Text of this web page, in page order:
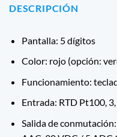
DESCRIPCIÓN
Pantalla: 5 dígitos
Color: rojo (opción:
Funcionamiento:
Entrada: RTD Pt100,
Salida de